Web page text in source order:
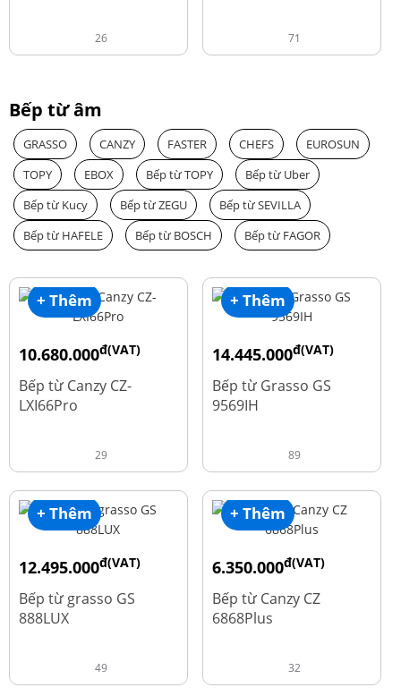
26 71
Bếp từ âm
GRASSO CANZY FASTER CHEFS
EUROSUN
TOPY
EBOX Bếp từ TOPY
Bếp từ Uber
Bếp từ Kucy
Bếp từ ZEGU
Bếp từ SEVILLA
Bếp từ HAFELE
Bếp từ BOSCH Bếp từ FAGOR
+ Thêm
10.680.000đ(VAT)
15.980.000
Bếp từ Canzy CZ-
LXI66Pro
29
+ Thêm
14.445.000đ(VAT)
19.260.000
Bếp từ Grasso GS
9569IH
89
+ Thêm
12.495.000đ(VAT)
16.660.000
Bếp từ grasso GS
888LUX
49
+ Thêm
6.350.000đ(VAT)
15.980.000
Bếp từ Canzy CZ
6868Plus
32